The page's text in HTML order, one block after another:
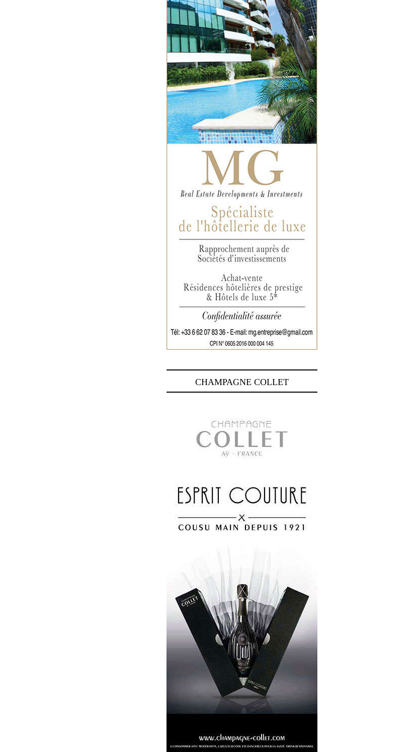
CHAMPAGNE COLLET